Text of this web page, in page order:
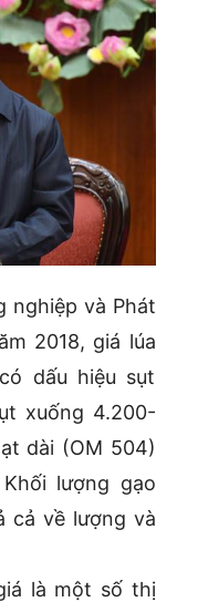
nghiệp và Phát
2018, giá lúa
dấu hiệu sụt
xuống 4.200-
dài (OM 504)
lượng gạo
cả về lượng và
là một số thị